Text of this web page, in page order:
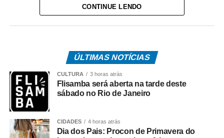
análise de documentos que, na avaliação dele, apontam
*Como surgiu o caso*
O acordo investigado envolve uma disputa tributária entre
o Governo de Mato Grosso e a Oi S.A., encerrada por
meio de um acordo administrativo que movimentou cerca
de R$ 308 milhões.
Na coletiva, Pedro Taques afirmou que o Estado possuía
decisões judiciais favoráveis e que, por isso, não haveria
CONTINUE LENDO
ÚLTIMAS NOTÍCIAS
CULTURA 3 horas atrás
Flisamba será aberta na tarde deste
sábado no Rio de Janeiro
CIDADES 4 horas atrás
Dia dos Pais: Procon de Primavera do